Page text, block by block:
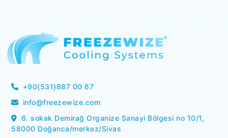
+90(531)887 00 67
info@freezewize.com
6. sokak Demirağ Organize Sanayi Bölgesi no 10/1,
58000 Doğanca/merkez/Sivas